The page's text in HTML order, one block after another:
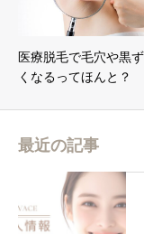
医療脱毛で毛穴や黒
くなるってほんと？
最近の記事